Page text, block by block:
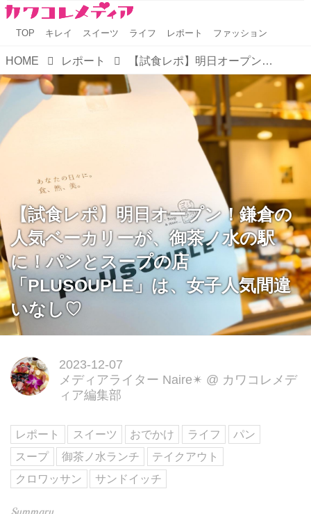
TOP キレイ スイーツ ライフ レポート ファッション
HOME レポート 【試食レポ】明日オープン！鎌倉の人気ベーカリーが、御茶ノ水の駅に！パンとスープの店「PLUSOUPLE」は、女子人気間違いなし♡
【試食レポ】明日オープン！鎌倉の
人気ベーカリーが、御茶ノ水の駅
に！パンとスープの店
「PLUSOUPLE」は、女子人気間違
いなし♡
2023-12-07
メディアライター Naire✴︎ @ カワコレメデ
ィア編集部
レポート スイーツ おでかけ ライフ
パン
スープ
御茶ノ水ランチ
テイクアウト
クロワッサン
サンドイッチ